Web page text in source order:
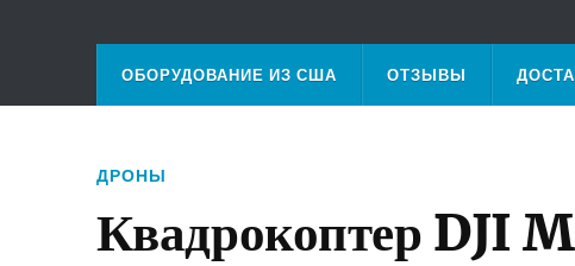
ОБОРУДОВАНИЕ ИЗ США ОТЗЫВЫ
ДРОНЫ
Квадрокоптер DJI